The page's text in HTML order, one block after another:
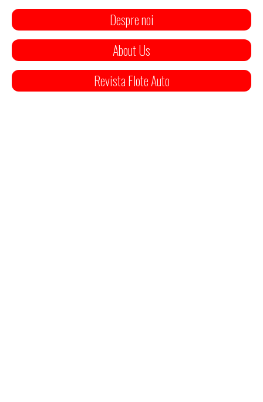
Despre noi
About Us
Revista Flote Auto